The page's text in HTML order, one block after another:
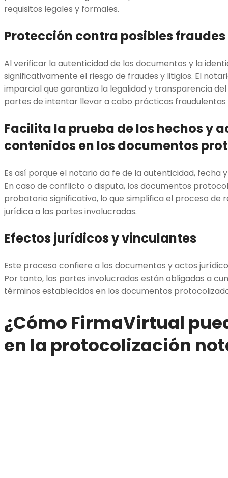
requisitos legales y formales.
Protección contra posibles
Al verificar la autenticidad de los documentos y la
significativamente el riesgo de fraudes y litigios. El
imparcial que garantiza la legalidad y transparencia
partes de intentar llevar a cabo prácticas fraudulentas
Facilita la prueba de los hechos y
contenidos en los documentos
Es así porque el notario da fe de la autenticidad, fecha
En caso de conflicto o disputa, los documentos
probatorio significativo, lo que simplifica el proceso de
jurídica a las partes involucradas.
Efectos jurídicos y vinculantes
Este proceso confiere a los documentos y actos
Por tanto, las partes involucradas están obligadas a
términos establecidos en los documentos
¿Cómo FirmaVirtual
en la protocolización